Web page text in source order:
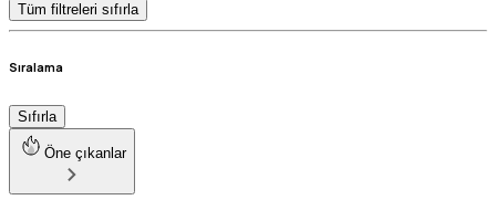
Tüm filtreleri sıfırla
Sıralama
Sıfırla
Öne çıkanlar